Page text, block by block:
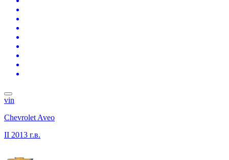
vin
Chevrolet Aveo
II 2013 г.в.